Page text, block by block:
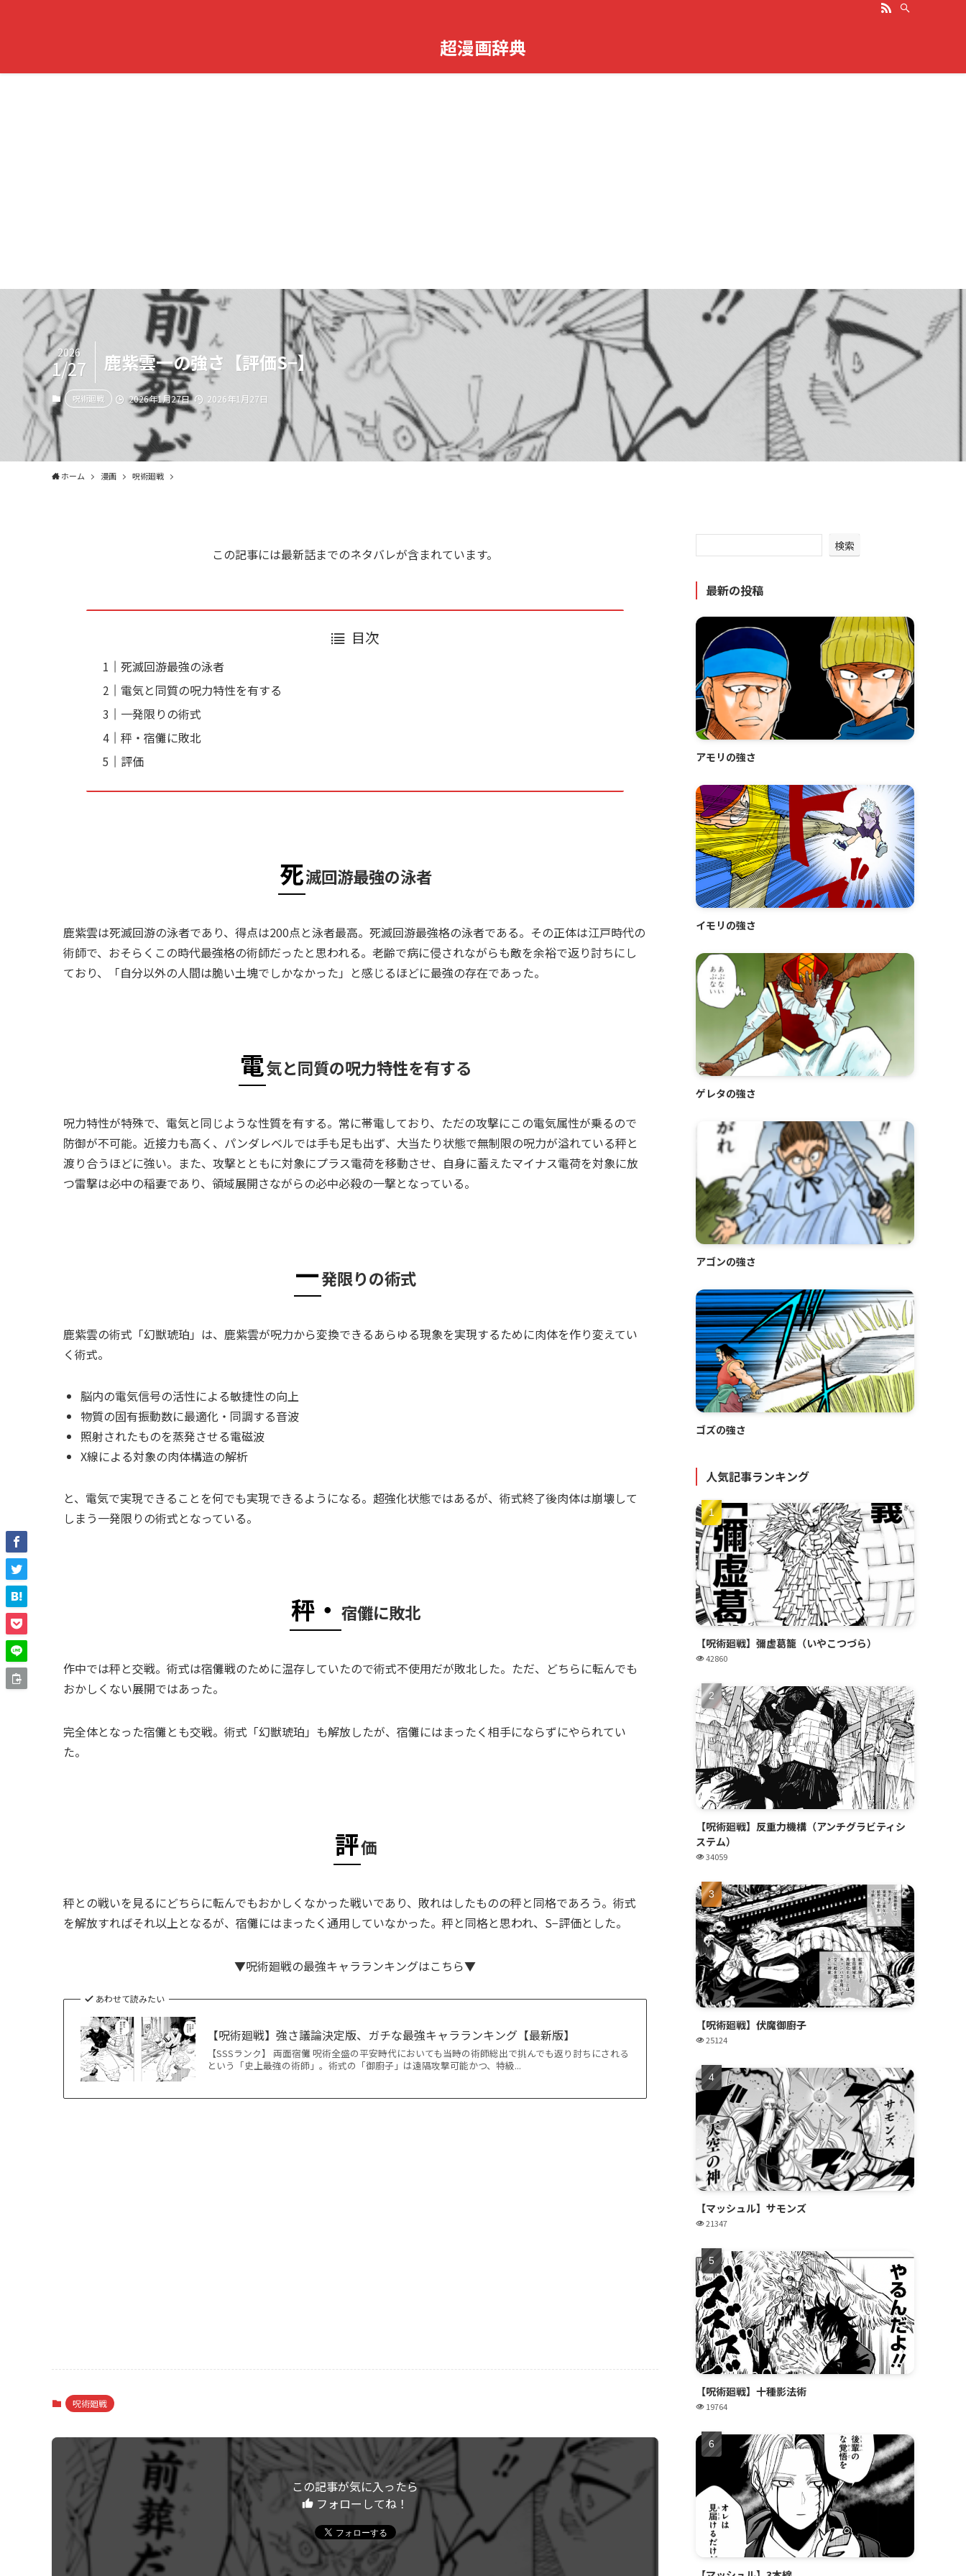
超漫画辞典
鹿紫雲一の強さ【評価S−】
2026
1/27
呪術廻戦 2026年1月27日 2026年1月27日
ホーム 漫画 呪術廻戦
この記事には最新話までのネタバレが含まれています。
目次
死滅回游最強の泳者
電気と同質の呪力特性を有する
一発限りの術式
秤・宿儺に敗北
評価
死滅回游最強の泳者
鹿紫雲は死滅回游の泳者であり、得点は200点と泳者最高。死滅回游最強格の泳者である。その正体は江戸時代の
術師で、おそらくこの時代最強格の術師だったと思われる。老齢で病に侵されながらも敵を余裕で返り討ちにし
ており、「自分以外の人間は脆い土塊でしかなかった」と感じるほどに最強の存在であった。
電気と同質の呪力特性を有する
呪力特性が特殊で、電気と同じような性質を有する。常に帯電しており、ただの攻撃にこの電気属性が乗るので
防御が不可能。近接力も高く、パンダレベルでは手も足も出ず、大当たり状態で無制限の呪力が溢れている秤と
渡り合うほどに強い。また、攻撃とともに対象にプラス電荷を移動させ、自身に蓄えたマイナス電荷を対象に放
つ雷撃は必中の稲妻であり、領域展開さながらの必中必殺の一撃となっている。
一発限りの術式
鹿紫雲の術式「幻獣琥珀」は、鹿紫雲が呪力から変換できるあらゆる現象を実現するために肉体を作り変えてい
く術式。
脳内の電気信号の活性による敏捷性の向上
物質の固有振動数に最適化・同調する音波
照射されたものを蒸発させる電磁波
X線による対象の肉体構造の解析
と、電気で実現できることを何でも実現できるようになる。超強化状態ではあるが、術式終了後肉体は崩壊して
しまう一発限りの術式となっている。
秤・ 宿儺に敗北
作中では秤と交戦。術式は宿儺戦のために温存していたので術式不使用だが敗北した。ただ、どちらに転んでも
おかしくない展開ではあった。
完全体となった宿儺とも交戦。術式「幻獣琥珀」も解放したが、宿儺にはまったく相手にならずにやられてい
た。
評価
秤との戦いを見るにどちらに転んでもおかしくなかった戦いであり、敗れはしたものの秤と同格であろう。術式
を解放すればそれ以上となるが、宿儺にはまったく通用していなかった。秤と同格と思われ、S−評価とした。
▼呪術廻戦の最強キャラランキングはこちら▼
あわせて読みたい
【呪術廻戦】強さ議論決定版、ガチな最強キャラランキング【最新版】
【SSSランク】 両面宿儺 呪術全盛の平安時代においても当時の術師総出で挑んでも返り討ちにされる
という「史上最強の術師」。術式の「御廚子」は遠隔攻撃可能かつ、特級...
呪術廻戦
この記事が気に入ったら
フォローしてね！
検索
最新の投稿
アモリの強さ
イモリの強さ
ゲレタの強さ
アゴンの強さ
ゴズの強さ
人気記事ランキング
【呪術廻戦】彌虚葛籠（いやこつづら）
42860
【呪術廻戦】反重力機構（アンチグラビティシ
ステム）
34059
【呪術廻戦】伏魔御廚子
25124
【マッシュル】サモンズ
21347
【呪術廻戦】十種影法術
19764